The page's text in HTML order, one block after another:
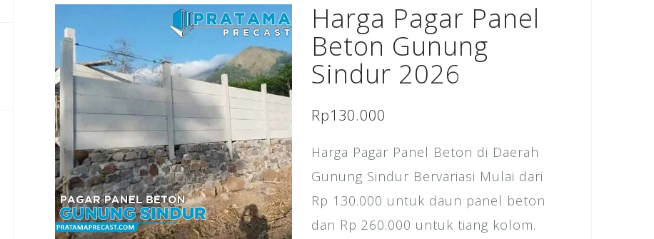
Harga Pagar Panel
Beton Gunung
Sindur 2026
Rp130.000
Harga Pagar Panel Beton di Daerah
Gunung Sindur Bervariasi Mulai dari
Rp 130.000 untuk daun panel beton
dan Rp 260.000 untuk tiang kolom.